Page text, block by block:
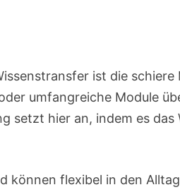
ist die
umfangreiche Module
setzt hier an, indem es das
können flexibel in den